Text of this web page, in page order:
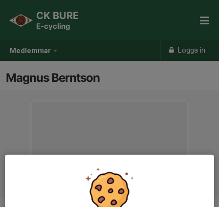
Medlemmar Logga in
CK BURE
E-cycling
Magnus Berntson